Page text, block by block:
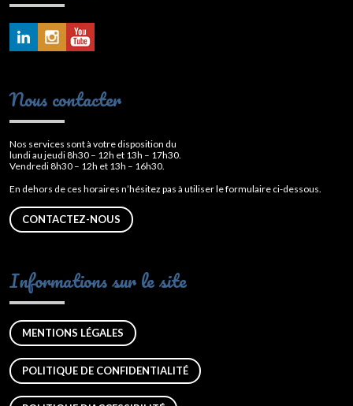
Nous contacter
Nos services sont à votre disposition du
lundi au jeudi 8h30 – 12h et 13h – 17h30.
Vendredi 8h30 – 12h et 13h – 16h30.
En dehors de ces horaires n’hésitez pas à utiliser le formulaire ci-dessous.
CONTACTEZ-NOUS
Informations sur le site
MENTIONS LÉGALES
POLITIQUE DE CONFIDENTIALITÉ